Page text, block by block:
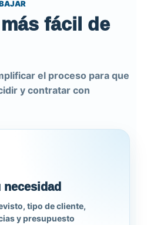
fácil de
el proceso para que
y contratar con
tipo de cliente,
y presupuesto